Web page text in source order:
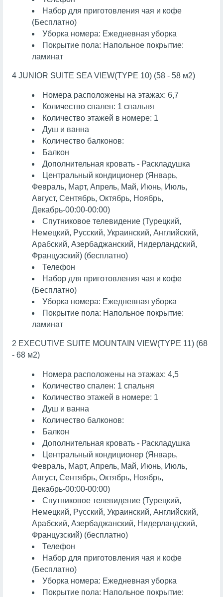
Набор для приготовления чая и кофе
(Бесплатно)
Уборка номера: Ежедневная уборка
Покрытие пола: Напольное покрытие:
ламинат
4 JUNIOR SUITE SEA VIEW(TYPE 10) (58 - 58 м2)
Номера расположены на этажах: 6,7
Количество спален: 1 спальня
Количество этажей в номере: 1
Душ и ванна
Количество балконов:
Балкон
Дополнительная кровать - Раскладушка
Центральный кондиционер (Январь,
Февраль, Март, Апрель, Май, Июнь, Июль,
Август, Сентябрь, Октябрь, Ноябрь,
Декабрь-00:00-00:00)
Спутниковое телевидение (Турецкий,
Немецкий, Русский, Украинский, Английский,
Арабский, Азербаджанский, Нидерландский,
Французский) (бесплатно)
Телефон
Набор для приготовления чая и кофе
(Бесплатно)
Уборка номера: Ежедневная уборка
Покрытие пола: Напольное покрытие:
ламинат
2 EXECUTIVE SUITE MOUNTAIN VIEW(TYPE 11) (68
- 68 м2)
Номера расположены на этажах: 4,5
Количество спален: 1 спальня
Количество этажей в номере: 1
Душ и ванна
Количество балконов:
Балкон
Дополнительная кровать - Раскладушка
Центральный кондиционер (Январь,
Февраль, Март, Апрель, Май, Июнь, Июль,
Август, Сентябрь, Октябрь, Ноябрь,
Декабрь-00:00-00:00)
Спутниковое телевидение (Турецкий,
Немецкий, Русский, Украинский, Английский,
Арабский, Азербаджанский, Нидерландский,
Французский) (бесплатно)
Телефон
Набор для приготовления чая и кофе
(Бесплатно)
Уборка номера: Ежедневная уборка
Покрытие пола: Напольное покрытие: